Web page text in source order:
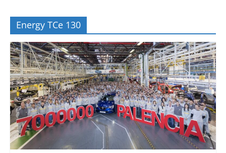
Energy TCe 130